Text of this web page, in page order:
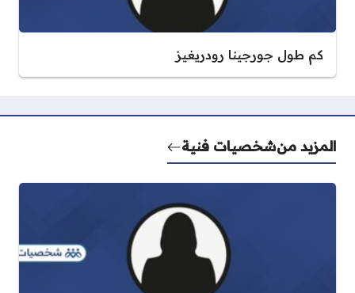
كم طول جورجينا رودريغيز
المزيد منشخصيات فنية